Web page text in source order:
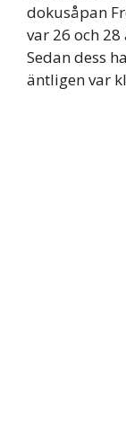
dokusåpan
var 26 och
Sedan dess
äntligen var